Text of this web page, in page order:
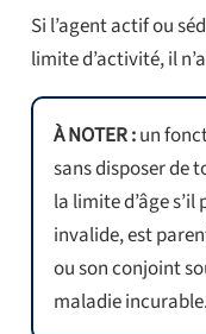
Si l’agent actif ou
limite d’activité, il
À NOTER :un
sans disposer de
la limite d’âge
invalide, est
ou son conjoint
maladie incurable.